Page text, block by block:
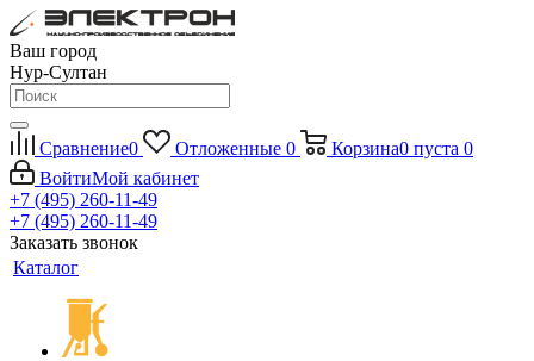
Ваш город
Нур-Султан
Сравнение0 Отложенные 0 Корзина0 пуста 0
ВойтиМой кабинет
+7 (495) 260-11-49
+7 (495) 260-11-49
Заказать звонок
Каталог